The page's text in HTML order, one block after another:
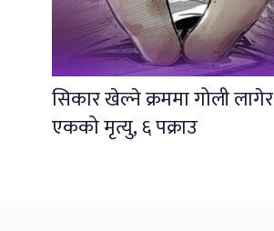
सिकार खेल्ने क्रममा गोली लागेर
एकको मृत्यु, ६ पक्राउ